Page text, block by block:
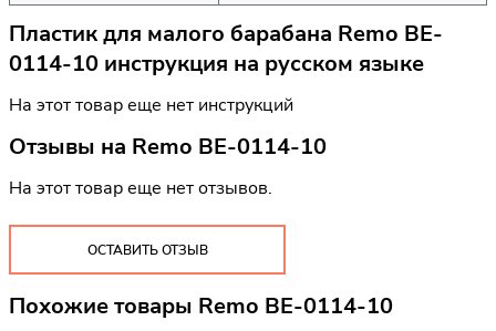
Пластик для малого барабана Remo BE-
0114-10 инструкция на русском языке
На этот товар еще нет инструкций
Отзывы на Remo BE-0114-10
На этот товар еще нет отзывов.
ОСТАВИТЬ ОТЗЫВ
Похожие товары Remo BE-0114-10